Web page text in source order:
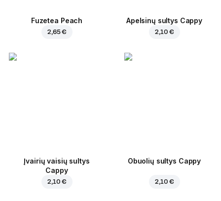
Fuzetea Peach
2,65 €
Apelsinų sultys Cappy
2,10 €
Įvairių vaisių sultys
Cappy
2,10 €
Obuolių sultys Cappy
2,10 €